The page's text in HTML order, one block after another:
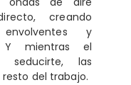
creando
envolventes y
Y mientras el
las
del trabajo.